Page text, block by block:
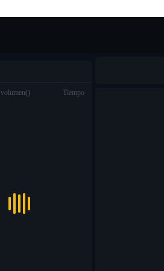
volumen() Tiempo